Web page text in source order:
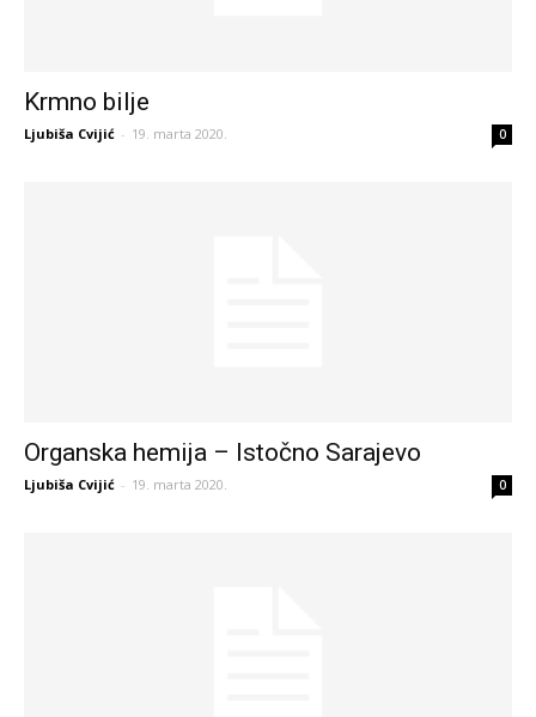
Krmno bilje
Ljubiša Cvijić - 19. marta 2020. 0
Organska hemija – Istočno Sarajevo
Ljubiša Cvijić - 19. marta 2020. 0